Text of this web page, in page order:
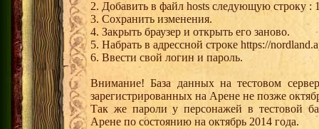
2. Добавить в файл hosts следующую строку :
3. Сохранить изменения.
4. Закрыть браузер и открыть его заново.
5. Набрать в адрессной строке https://
6. Ввести свой логин и пароль.
Внимание! База данных на тестовом
зарегистрированных на Арене не позже
Так же пароли у персонажей в тестовой
Арене по состоянию на октябрь 2014 года.